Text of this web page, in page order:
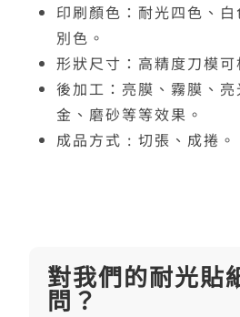
印刷顏色：耐光四色、
別色。
形狀尺寸：高精度刀模可
後加工：亮膜、霧膜、
金、磨砂等等效果。
成品方式 : 切張、成捲。
對我們的耐光貼
問？